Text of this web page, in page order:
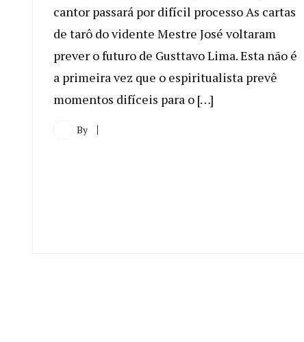
cantor passará por difícil processo As cartas
de tarô do vidente Mestre José voltaram
prever o futuro de Gusttavo Lima. Esta não é
a primeira vez que o espiritualista prevê
momentos difíceis para o […]
By